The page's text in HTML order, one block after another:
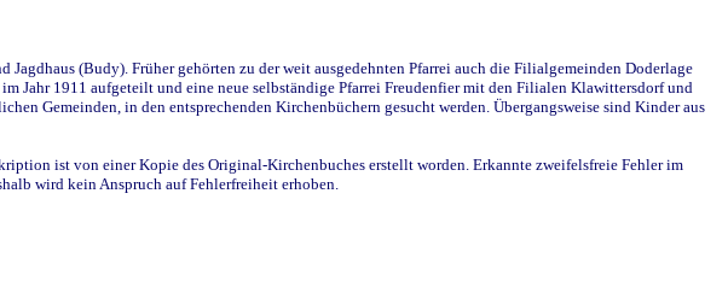
(Budy). Früher gehörten zu der weit ausgedehnten Pfarrei auch die Filialgemeinden Doderlage
Jahr 1911 aufgeteilt und eine neue selbständige Pfarrei Freudenfier mit den Filialen Klawittersdorf und
Gemeinden, in den entsprechenden Kirchenbüchern gesucht werden. Übergangsweise sind Kinder aus
ist von einer Kopie des Original-Kirchenbuches erstellt worden. Erkannte zweifelsfreie Fehler im
wird kein Anspruch auf Fehlerfreiheit erhoben.